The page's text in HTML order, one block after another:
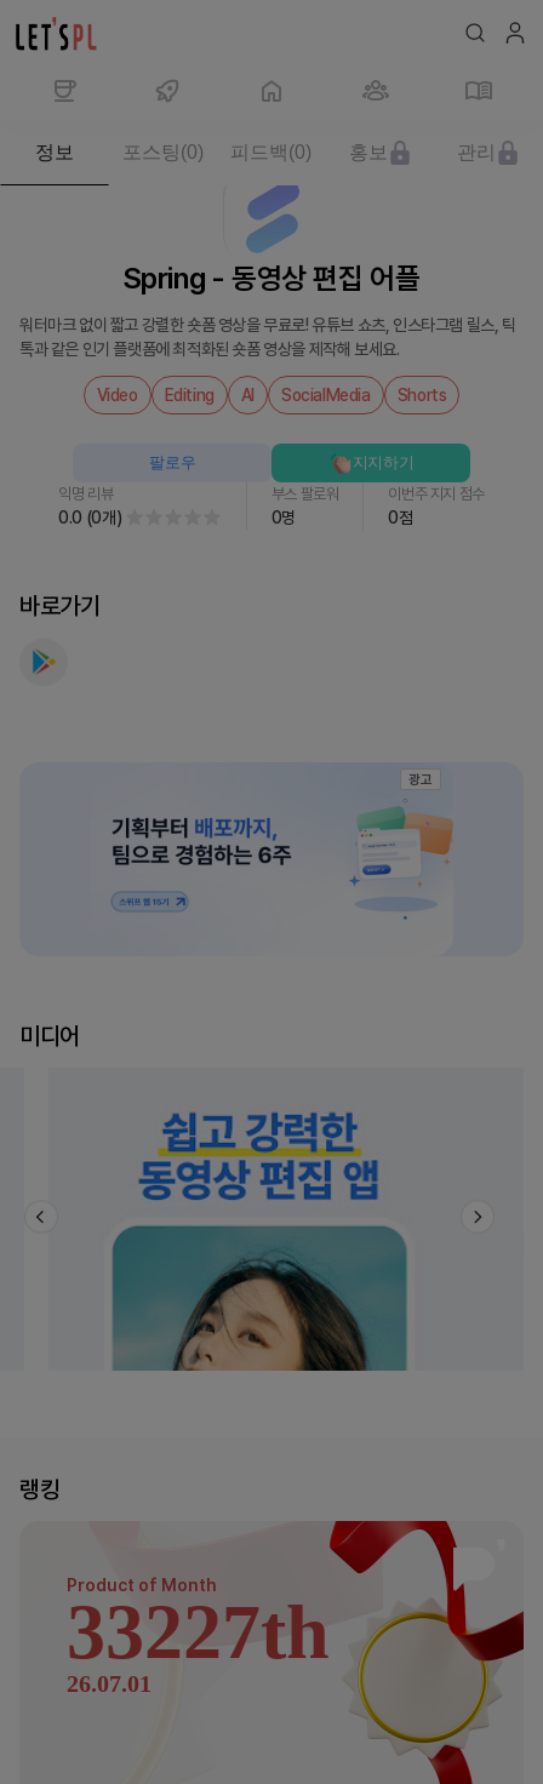
서
Spring - 동영상 편집 어플
워터마크 없이 짧고 강렬한 숏폼 영상을 무료로! 유튜브 쇼츠, 인스타그램 릴스, 틱
톡과 같은 인기 플랫폼에 최적화된 숏폼 영상을 제작해 보세요.
Video Editing AI SocialMedia Shorts
익명 리뷰
0.0 (0개)
부스 팔로워
0명
이번주 지지 점수
0점
팔로우 지지하기
정보 포스팅(0) 피드백 (0) 홍보 관리
바로가기
광고
미디어
랭킹
Product of Month
33227th
26.07.01